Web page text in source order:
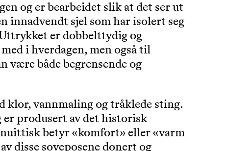
og er bearbeidet slik at det ser ut
innadvendt sjel som har isolert seg
er dobbelttydig og
i hverdagen, men også til
være både begrensende og
klor, vannmaling og tråklede sting.
er produsert av det historisk
betyr «komfort» eller «varm
disse soveposene donert og